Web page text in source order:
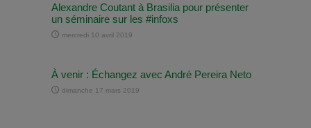
Alexandre Coutant à Brasilia pour présenter
un séminaire sur les #infoxs
mercredi 10 avril 2019
À venir : Échangez avec André Pereira Neto
dimanche 17 mars 2019